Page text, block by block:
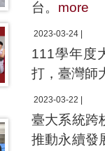
台。 more
2023-03-24 |
111學年度
打，臺灣師
2023-03-22 |
臺大系統跨
推動永續發